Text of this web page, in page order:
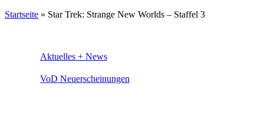
Startseite » Star Trek: Strange New Worlds – Staffel 3
Aktuelles + News
VoD Neuerscheinungen